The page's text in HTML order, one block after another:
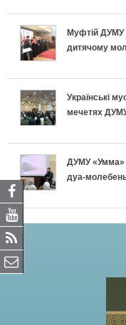
Муфтій ДУМУ
дитячому
Українські
мечетях
ДУМУ «Умма»
дуа-молебень